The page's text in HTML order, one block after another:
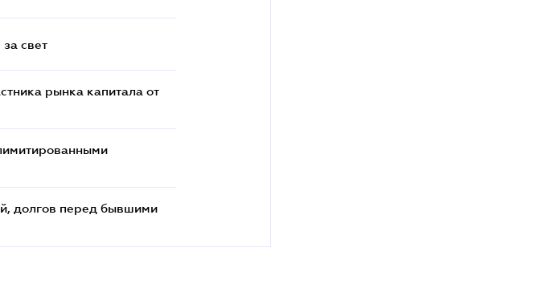
свет
рынка капитала от
долгов перед бывшими